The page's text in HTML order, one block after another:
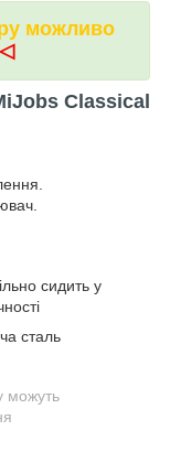
можливо
Classical
сидить у
сталь
можуть